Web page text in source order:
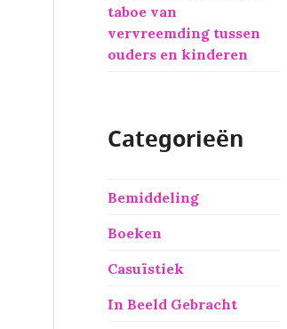
taboe van
vervreemding tussen
ouders en kinderen
Categorieën
Bemiddeling
Boeken
Casuïstiek
In Beeld Gebracht